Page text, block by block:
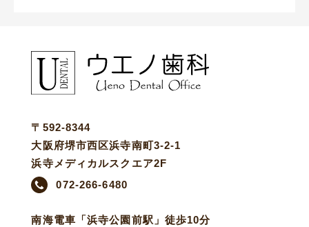
〒592-8344
大阪府堺市西区浜寺南町3-2-1
浜寺メディカルスクエア2F
072-266-6480
南海電車「浜寺公園前駅」徒歩10分